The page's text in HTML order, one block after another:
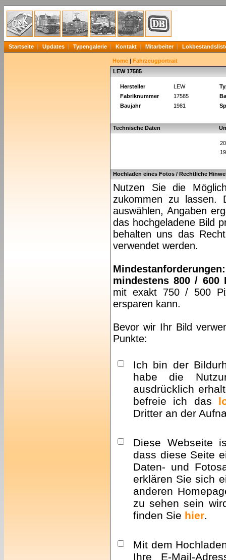
Startseite Updates Typengalerie Kontakt Mitarbeiter
Home | Fahrzeugportrait
LEW 17585
Hersteller LEW
Fabriknummer
17585
Baujahr
1981
Technische Daten
Hochladen eines Fotos / Rechtliche
Nutzen Sie die
zukommen zu lassen.
auswählen, Angaben
das hochgeladene Bild
behalten uns das
verwendet werden.
Mindestanforderungen:
mindestens 800 / 600
mit exakt 750 / 500
ersparen kann.
Bevor wir Ihr Bild
Punkte:
Ich bin der
habe die
ausdrücklich
befreie ich das
Dritter an der
Diese Webseite
dass diese Seite
Daten- und
erklären Sie sich
anderen
zu sehen sein
finden Sie hier.
Mit dem
Ihre E-Mail-